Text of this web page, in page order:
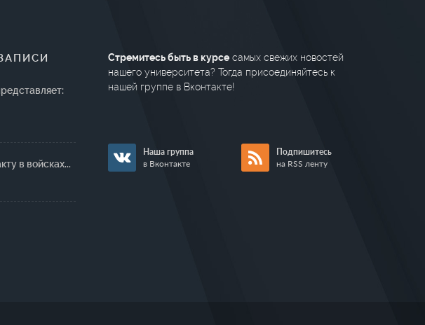
в войсках...
Стремитесь быть в курсе самых свежих новостей
нашего университета? Тогда присоединяйтесь к
нашей группе в Вконтакте!
Наша группа
в Вконтакте
Подпишитесь
на RSS ленту